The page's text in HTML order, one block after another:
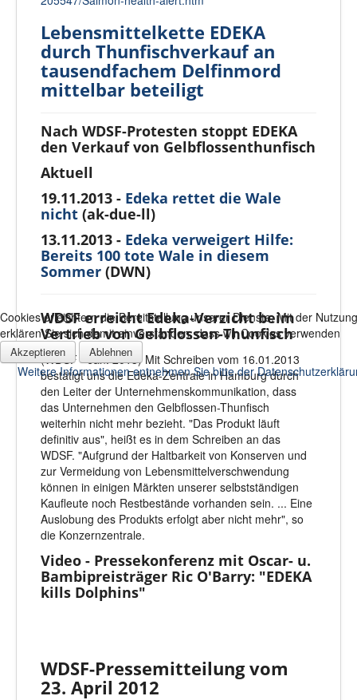
Lebensmittelkette EDEKA
durch Thunfischverkauf an
tausendfachem Delfinmord
mittelbar beteiligt
Nach WDSF-Protesten stoppt EDEKA
den Verkauf von Gelbflossenthunfisch
Aktuell
19.11.2013 - Edeka rettet die Wale
nicht (ak-due-ll)
13.11.2013 - Edeka verweigert Hilfe:
Bereits 100 tote Wale in diesem
Sommer (DWN)
WDSF erreicht Edeka-Verzicht beim
Vertrieb von Gelbflossen-Thunfisch
(WDSF - Jan. 2013) Mit Schreiben vom 16.01.2013
bestätigt uns die Edeka-Zentrale in Hamburg durch
den Leiter der Unternehmenskommunikation, dass
das Unternehmen den Gelbflossen-Thunfisch
weiterhin nicht mehr bezieht. "Das Produkt läuft
definitiv aus", heißt es in dem Schreiben an das
WDSF. "Aufgrund der Haltbarkeit von Konserven und
zur Vermeidung von Lebensmittelverschwendung
können in einigen Märkten unserer selbstständigen
Kaufleute noch Restbestände vorhanden sein. ... Eine
Auslobung des Produkts erfolgt aber nicht mehr", so
die Konzernzentrale.
Video - Pressekonferenz mit Oscar- u.
Bambipreisträger Ric O'Barry: "EDEKA
kills Dolphins"
WDSF-Pressemitteilung vom
23. April 2012
Cookies erleichtern die Bereitstellung unserer Dienste. Mit der
erklären Sie sich damit einverstanden, dass wir Cookies verwenden
Akzeptieren Ablehnen
Weitere Informationen entnehmen Sie bitte der